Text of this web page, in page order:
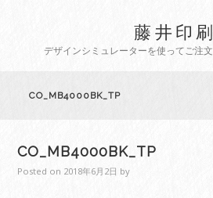
藤井印刷
デザインシミュレーターを使ってご注
CO_MB4000BK_TP
CO_MB4000BK_TP
Posted on 2018年6月2日 by